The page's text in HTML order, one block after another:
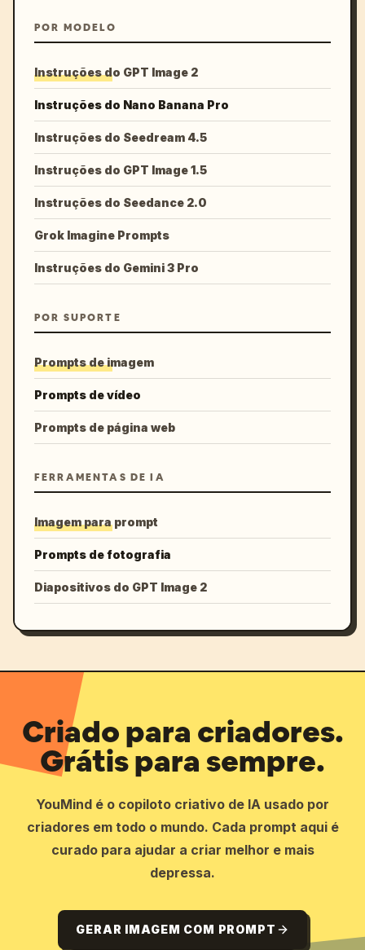
POR MODELO
Instruções do GPT Image 2
Instruções do Nano Banana Pro
Instruções do Seedream 4.5
Instruções do GPT Image 1.5
Instruções do Seedance 2.0
Grok Imagine Prompts
Instruções do Gemini 3 Pro
POR SUPORTE
Prompts de imagem
Prompts de vídeo
Prompts de página web
FERRAMENTAS DE IA
Imagem para prompt
Prompts de fotografia
Diapositivos do GPT Image 2
Criado para criadores.
Grátis para sempre.
YouMind é o copiloto criativo de IA usado por
criadores em todo o mundo. Cada prompt aqui é
curado para ajudar a criar melhor e mais
depressa.
GERAR IMAGEM COM PROMPT